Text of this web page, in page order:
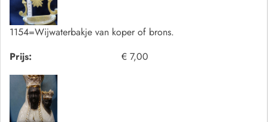
1154=Wijwaterbakje van koper of brons.
Prijs:
€ 7,00